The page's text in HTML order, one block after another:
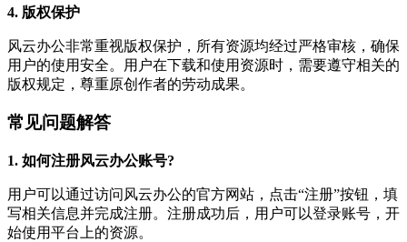
4. 版权保护
风云办公非常重视版权保护，所有资源均经过严格审核，确保
用户的使用安全。用户在下载和使用资源时，需要遵守相关的
版权规定，尊重原创作者的劳动成果。
常见问题解答
1. 如何注册风云办公账号?
用户可以通过访问风云办公的官方网站，点击“注册”按钮，填
写相关信息并完成注册。注册成功后，用户可以登录账号，开
始使用平台上的资源。